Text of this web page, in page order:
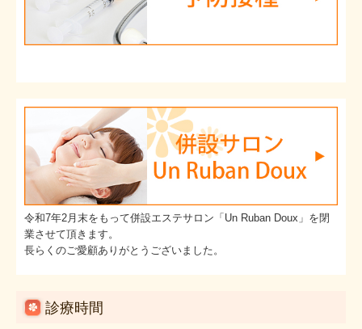
令和7年2月末をもって併設エステサロン「Un Ruban Doux」を閉
業させて頂きます。
長らくのご愛顧ありがとうございました。
診療時間